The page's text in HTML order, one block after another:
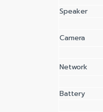
Speaker
Camera
Network
Battery